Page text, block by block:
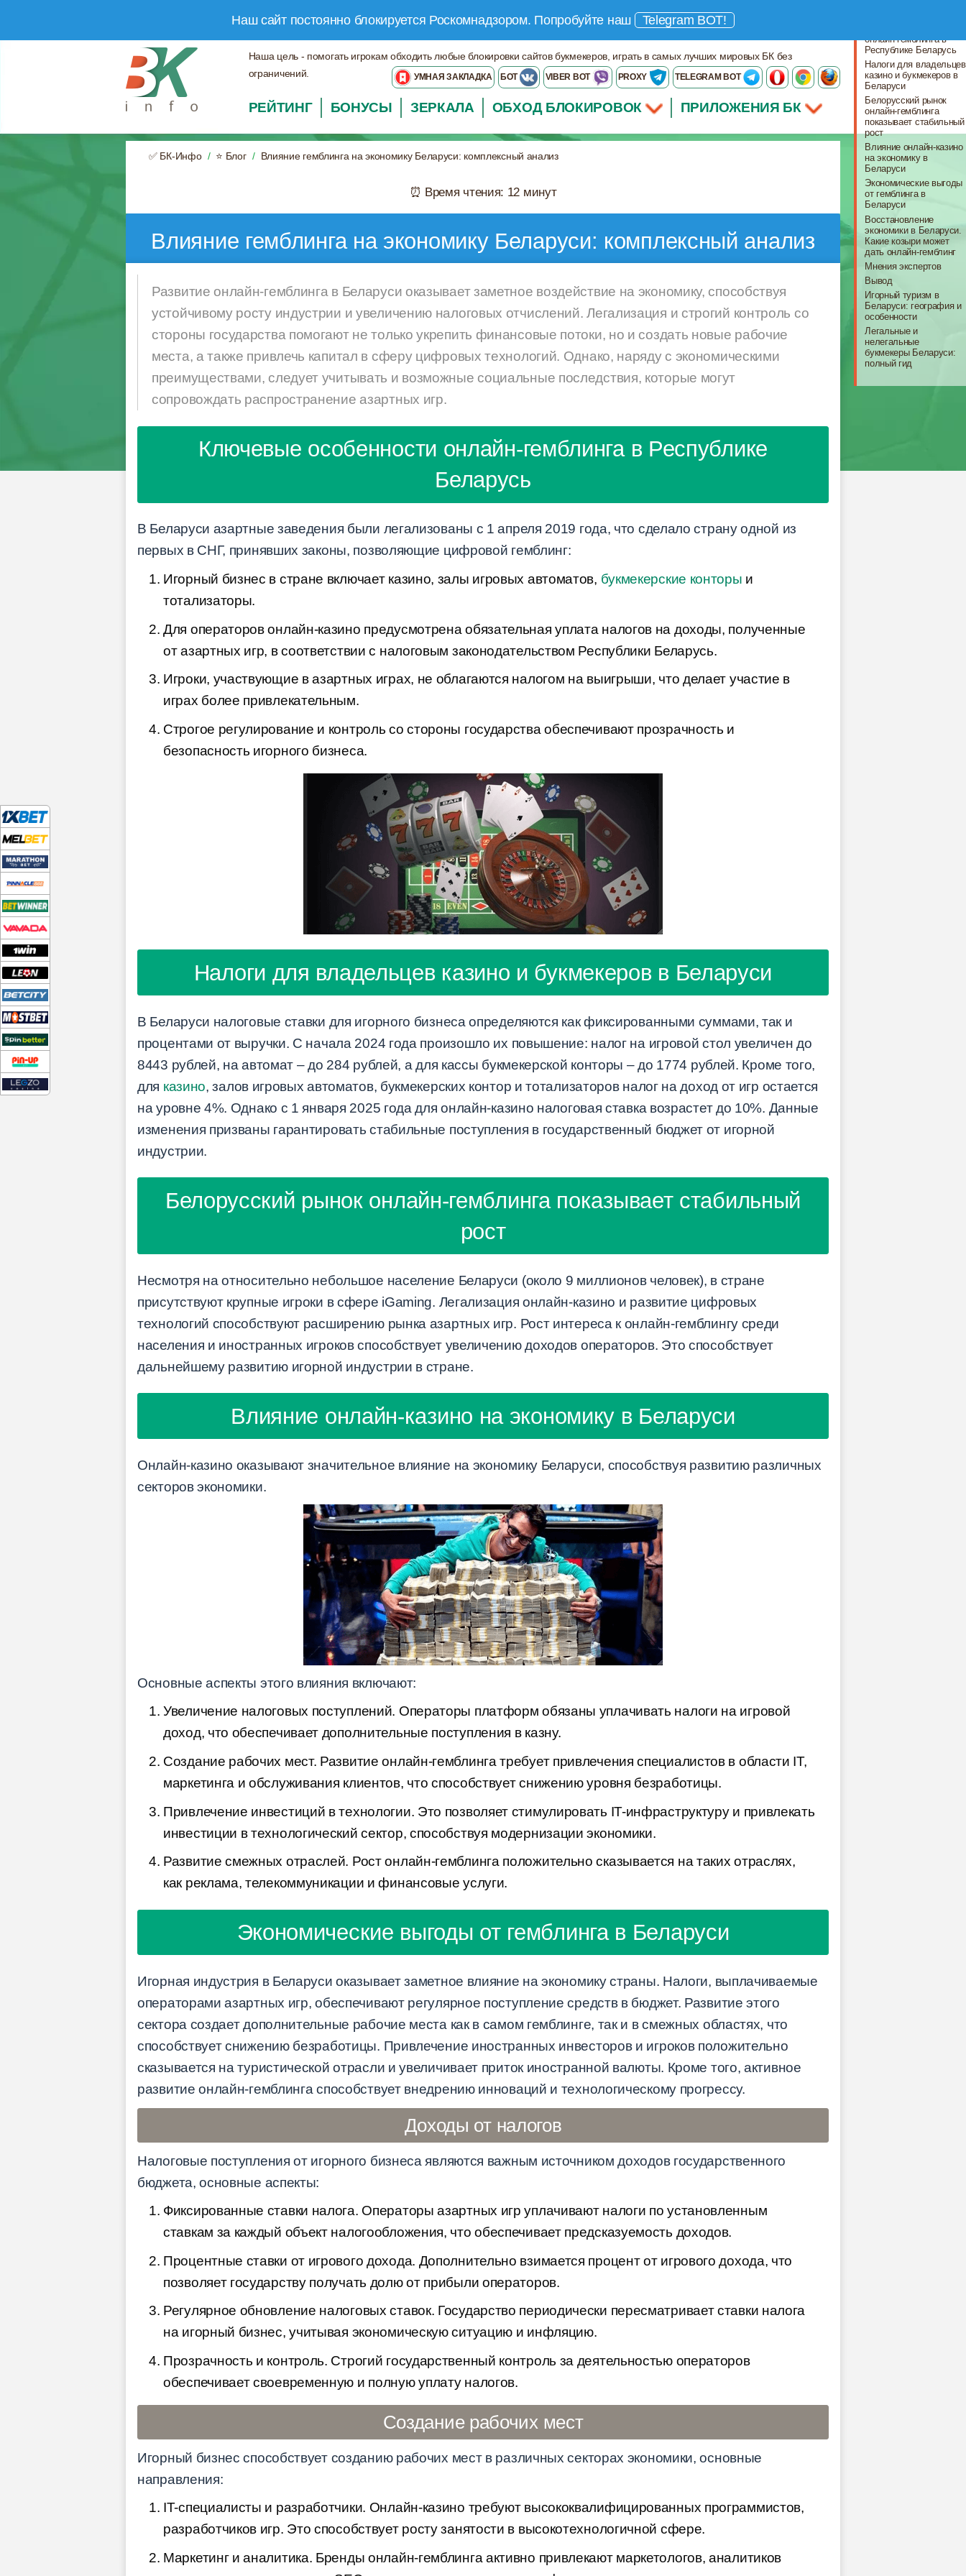
Наш сайт постоянно блокируется Роскомнадзором. Попробуйте наш Telegram BOT!
Наша цель - помогать игрокам обходить любые блокировки сайтов букмекеров, играть в самых лучших мировых БК без
ограничений.
TELEGRAM BOT
PROXY
VIBER BOT
БОТ
УМНАЯ ЗАКЛАДКА
РЕЙТИНГ БОНУСЫ ЗЕРКАЛА ОБХОД БЛОКИРОВОК ПРИЛОЖЕНИЯ БК
✅ БК-Инфо ⭐ Блог Влияние гемблинга на экономику Беларуси: комплексный анализ
⏰ Время чтения: 12 минут
Влияние гемблинга на экономику Беларуси: комплексный анализ
Развитие онлайн-гемблинга в Беларуси оказывает заметное воздействие на экономику, способствуя
устойчивому росту индустрии и увеличению налоговых отчислений. Легализация и строгий контроль со
стороны государства помогают не только укрепить финансовые потоки, но и создать новые рабочие
места, а также привлечь капитал в сферу цифровых технологий. Однако, наряду с экономическими
преимуществами, следует учитывать и возможные социальные последствия, которые могут
сопровождать распространение азартных игр.
Ключевые особенности онлайн-гемблинга в Республике
Беларусь
В Беларуси азартные заведения были легализованы с 1 апреля 2019 года, что сделало страну одной из
первых в СНГ, принявших законы, позволяющие цифровой гемблинг:
Игорный бизнес в стране включает казино, залы игровых автоматов, букмекерские конторы и
тотализаторы.
Для операторов онлайн-казино предусмотрена обязательная уплата налогов на доходы, полученные
от азартных игр, в соответствии с налоговым законодательством Республики Беларусь.
Игроки, участвующие в азартных играх, не облагаются налогом на выигрыши, что делает участие в
играх более привлекательным.
Строгое регулирование и контроль со стороны государства обеспечивают прозрачность и
безопасность игорного бизнеса.
Налоги для владельцев казино и букмекеров в Беларуси
В Беларуси налоговые ставки для игорного бизнеса определяются как фиксированными суммами, так и
процентами от выручки. С начала 2024 года произошло их повышение: налог на игровой стол увеличен до
8443 рублей, на автомат – до 284 рублей, а для кассы букмекерской конторы – до 1774 рублей. Кроме того,
для казино, залов игровых автоматов, букмекерских контор и тотализаторов налог на доход от игр остается
на уровне 4%. Однако с 1 января 2025 года для онлайн-казино налоговая ставка возрастет до 10%. Данные
изменения призваны гарантировать стабильные поступления в государственный бюджет от игорной
индустрии.
Белорусский рынок онлайн-гемблинга показывает стабильный
рост
Несмотря на относительно небольшое население Беларуси (около 9 миллионов человек), в стране
присутствуют крупные игроки в сфере iGaming. Легализация онлайн-казино и развитие цифровых
технологий способствуют расширению рынка азартных игр. Рост интереса к онлайн-гемблингу среди
населения и иностранных игроков способствует увеличению доходов операторов. Это способствует
дальнейшему развитию игорной индустрии в стране.
Влияние онлайн-казино на экономику в Беларуси
Онлайн-казино оказывают значительное влияние на экономику Беларуси, способствуя развитию различных
секторов экономики.
Основные аспекты этого влияния включают:
Увеличение налоговых поступлений. Операторы платформ обязаны уплачивать налоги на игровой
доход, что обеспечивает дополнительные поступления в казну.
Создание рабочих мест. Развитие онлайн-гемблинга требует привлечения специалистов в области IT,
маркетинга и обслуживания клиентов, что способствует снижению уровня безработицы.
Привлечение инвестиций в технологии. Это позволяет стимулировать IT-инфраструктуру и привлекать
инвестиции в технологический сектор, способствуя модернизации экономики.
Развитие смежных отраслей. Рост онлайн-гемблинга положительно сказывается на таких отраслях,
как реклама, телекоммуникации и финансовые услуги.
Экономические выгоды от гемблинга в Беларуси
Игорная индустрия в Беларуси оказывает заметное влияние на экономику страны. Налоги, выплачиваемые
операторами азартных игр, обеспечивают регулярное поступление средств в бюджет. Развитие этого
сектора создает дополнительные рабочие места как в самом гемблинге, так и в смежных областях, что
способствует снижению безработицы. Привлечение иностранных инвесторов и игроков положительно
сказывается на туристической отрасли и увеличивает приток иностранной валюты. Кроме того, активное
развитие онлайн-гемблинга способствует внедрению инноваций и технологическому прогрессу.
Доходы от налогов
Налоговые поступления от игорного бизнеса являются важным источником доходов государственного
бюджета, основные аспекты:
Фиксированные ставки налога. Операторы азартных игр уплачивают налоги по установленным
ставкам за каждый объект налогообложения, что обеспечивает предсказуемость доходов.
Процентные ставки от игрового дохода. Дополнительно взимается процент от игрового дохода, что
позволяет государству получать долю от прибыли операторов.
Регулярное обновление налоговых ставок. Государство периодически пересматривает ставки налога
на игорный бизнес, учитывая экономическую ситуацию и инфляцию.
Прозрачность и контроль. Строгий государственный контроль за деятельностью операторов
обеспечивает своевременную и полную уплату налогов.
Создание рабочих мест
Игорный бизнес способствует созданию рабочих мест в различных секторах экономики, основные
направления:
IT-специалисты и разработчики. Онлайн-казино требуют высококвалифицированных программистов,
разработчиков игр. Это способствует росту занятости в высокотехнологичной сфере.
Маркетинг и аналитика. Бренды онлайн-гемблинга активно привлекают маркетологов, аналитиков
онлайн-гемблинга в
Республике Беларусь
Налоги для владельцев
казино и букмекеров в
Беларуси
Белорусский рынок
онлайн-гемблинга
показывает стабильный
рост
Влияние онлайн-казино
на экономику в
Беларуси
Экономические выгоды
от гемблинга в
Беларуси
Восстановление
экономики в Беларуси.
Какие козыри может
дать онлайн-гемблинг
Мнения экспертов
Вывод
Игорный туризм в
Беларуси: география и
особенности
Легальные и
нелегальные
букмекеры Беларуси:
полный гид